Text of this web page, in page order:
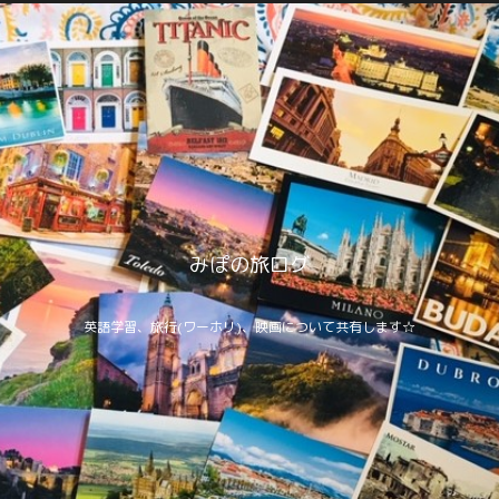
みぽの旅ログ
英語学習、旅行(ワーホリ)、映画について共有します☆